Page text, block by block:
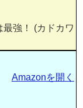
強！ (カドカワ
Amazonを開く